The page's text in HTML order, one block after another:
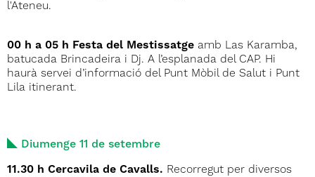
l'Ateneu.
00 h a 05 h Festa del Mestissatge amb Las Karamba,
batucada Brincadeira i Dj. A l’esplanada del CAP. Hi
haurà servei d’informació del Punt Mòbil de Salut i Punt
Lila itinerant.
Diumenge 11 de setembre
11.30 h Cercavila de Cavalls. Recorregut per diversos